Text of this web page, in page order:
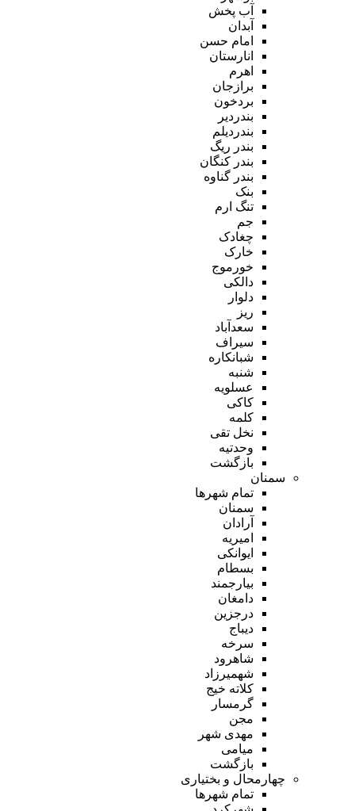
آب پخش
آبدان
امام حسن
انارستان
اهرم
برازجان
بردخون
بندردیر
بندردیلم
بندر ریگ
بندر کنگان
بندر گناوه
بنک
تنگ ارم
جم
چغادک
خارک
خورموج
دالکی
دلوار
ریز
سعدآباد
سیراف
شبانکاره
شنبه
عسلویه
کاکی
کلمه
نخل تقی
وحدتیه
بازگشت
سمنان
تمام شهر‌ها
سمنان
آرادان
امیریه
ایوانکی
بسطام
بیارجمند
دامغان
درجزین
دیباج
سرخه
شاهرود
شهمیرزاد
کلاته خیج
گرمسار
مجن
مهدی شهر
میامی
بازگشت
چهارمحال و بختیاری
تمام شهر‌ها